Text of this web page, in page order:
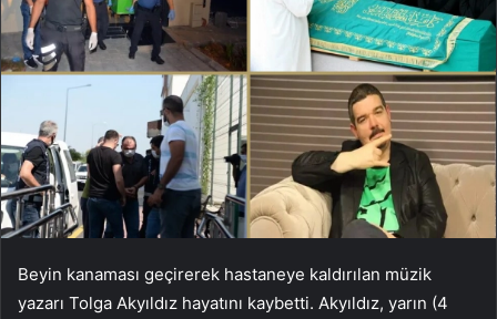
Beyin kanaması geçirerek hastaneye kaldırılan müzik
yazarı Tolga Akyıldız hayatını kaybetti. Akyıldız, yarın (4